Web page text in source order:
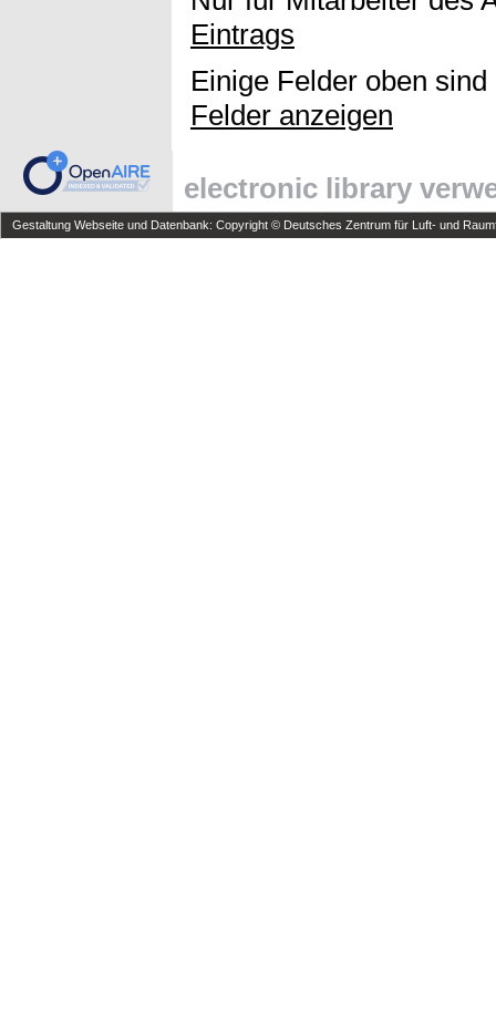
Eintrags
Einige Felder oben
Felder anzeigen
electronic library
Gestaltung Webseite und Datenbank: Copyright © Deutsches Zentrum für Luft- und